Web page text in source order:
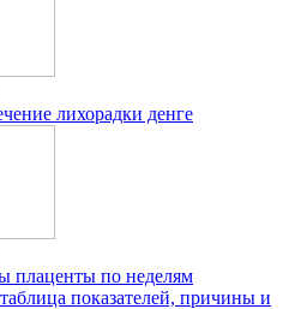
лихорадки денге
плаценты по неделям
показателей, причины и